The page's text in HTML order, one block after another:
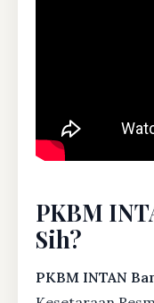
PKBM
Sih?
PKBM INTAN